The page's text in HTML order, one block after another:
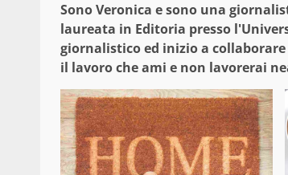
Sono Veronica e sono una
laureata in Editoria presso
giornalistico ed inizio a
il lavoro che ami e non lavorerai